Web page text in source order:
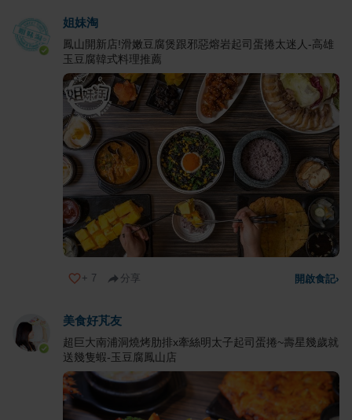
姐妹淘
鳳山開新店!滑嫩豆腐煲跟邪惡熔岩起司蛋捲太迷人-高雄
玉豆腐韓式料理推薦
+ 7 分享 開啟食記›
美食好芃友
超巨大南浦洞燒烤肋排x牽絲明太子起司蛋捲~壽星幾歲就
送幾隻蝦-玉豆腐鳳山店